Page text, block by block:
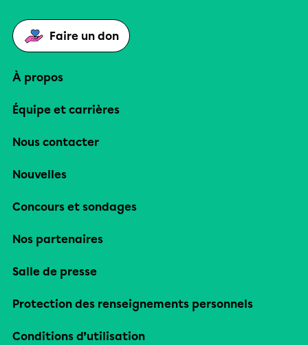
Faire un don
À propos
Équipe et carrières
Nous contacter
Nouvelles
Concours et sondages
Nos partenaires
Salle de presse
Protection des renseignements personnels
Conditions d’utilisation